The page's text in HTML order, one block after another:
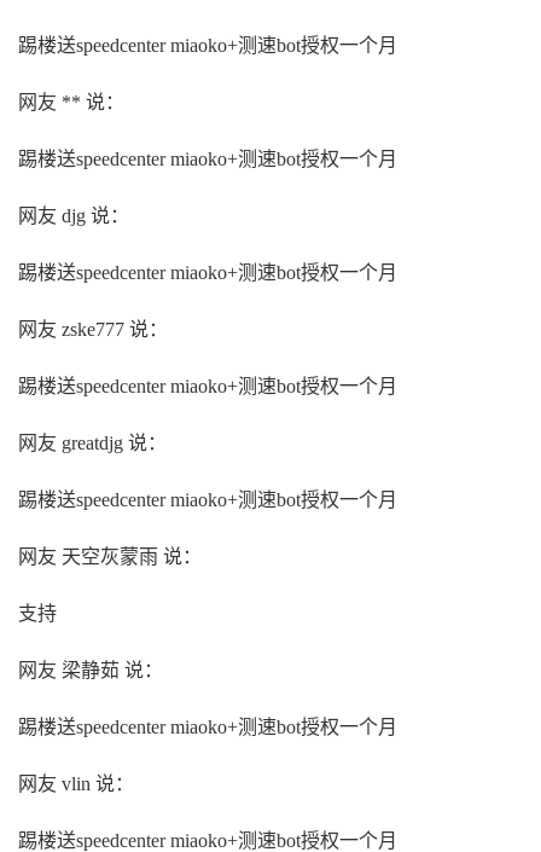
踢楼送speedcenter miaoko+测速bot授权一个月
网友 ** 说：
踢楼送speedcenter miaoko+测速bot授权一个月
网友 djg 说：
踢楼送speedcenter miaoko+测速bot授权一个月
网友 zske777 说：
踢楼送speedcenter miaoko+测速bot授权一个月
网友 greatdjg 说：
踢楼送speedcenter miaoko+测速bot授权一个月
网友 天空灰蒙雨 说：
支持
网友 梁静茹 说：
踢楼送speedcenter miaoko+测速bot授权一个月
网友 vlin 说：
踢楼送speedcenter miaoko+测速bot授权一个月